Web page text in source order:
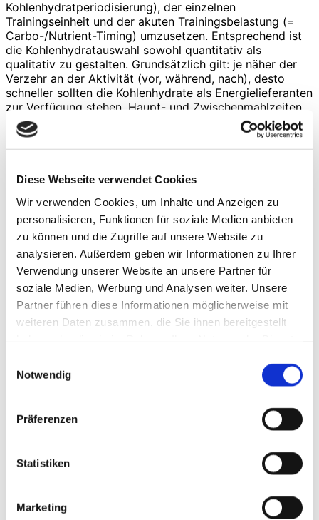
Diese Webseite verwendet Cookies
Wir verwenden Cookies, um Inhalte und Anzeigen zu
personalisieren, Funktionen für soziale Medien anbieten
zu können und die Zugriffe auf unsere Website zu
analysieren. Außerdem geben wir Informationen zu Ihrer
Verwendung unserer Website an unsere Partner für
soziale Medien, Werbung und Analysen weiter. Unsere
Partner führen diese Informationen möglicherweise mit
weiteren Daten zusammen, die Sie ihnen bereitgestellt
Notwendig
Präferenzen
Statistiken
Marketing
Kohlenhydratperiodisierung), der einzelnen
Trainingseinheit und der akuten Trainingsbelastung (=
Carbo-/Nutrient-Timing) umzusetzen. Entsprechend ist
die Kohlenhydratauswahl sowohl quantitativ als
qualitativ zu gestalten. Grundsätzlich gilt: je näher der
Verzehr an der Aktivität (vor, während, nach), desto
schneller sollten die Kohlenhydrate als Energielieferanten
zur Verfügung stehen. Haupt- und Zwischenmahlzeiten,
die nicht in zeitlicher Nähe zu Training und Wettkampf
verzehrt werden, sind mit niedrigem bis mittleren
Glykämischen Index und einem möglichst niedrigen
Intensität und Umfang oder ein gezieltes
endogener und / oder exogener KH-Verfügbarkeit („train
low“) durchgeführt.
Abb. Metabolische & anthropometrische
Anpassungen an eine Low Carb Ernährung
Eingeschränkte Lebensmittelauswahl kann zu
Nährstoffdefiziten führen
Die Einschränkung bestimmter Lebensmittelgruppen
Mikronährstoffaufnahme. Zudem führt der oft
resultierende, erhöhte Konsum von (tierischem) Eiweiß
Mineralstoffe wie Kalium, Calcium und Magnesium.
Werden täglich regelmäßig mindestens fünf Portionen
und Grünkohl, Hülsenfrüchten, Sonnenblumenkernen,
Avocado, passierten Tomaten und Lachs verzehrt, ist ein
gelegt. Mineralstoffreiches Mineralwasser ist in der
kohlenhydratadaptierten Küche gut zur Unterstützung